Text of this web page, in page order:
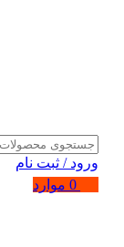
ورود / ثبت نام
0 موارد